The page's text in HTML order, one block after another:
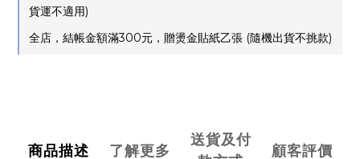
貨運不適用)
全店，結帳金額滿300元，贈燙金貼紙乙張 (隨機出貨不挑款)
商品描述 了解更多
送貨及付
顧客評價